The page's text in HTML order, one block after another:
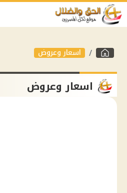
اسعار وعروض
اسعار وعروض